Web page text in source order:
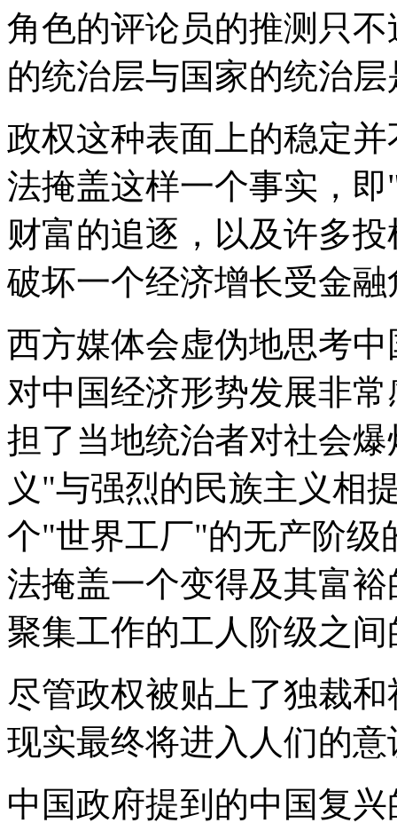
角色的评论员的推测只
的统治层与国家的统治
政权这种表面上的稳定
法掩盖这样一个事实，
财富的追逐，以及许多
破坏一个经济增长受金
西方媒体会虚伪地思考
对中国经济形势发展非
担了当地统治者对社会
义"与强烈的民族主义相
个"世界工厂"的无产阶级
法掩盖一个变得及其富
聚集工作的工人阶级之
尽管政权被贴上了独裁
现实最终将进入人们的意
中国政府提到的中国复